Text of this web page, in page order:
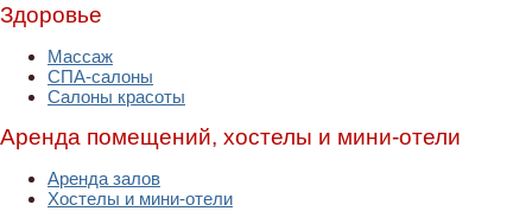
Здоровье
Массаж
СПА-салоны
Салоны красоты
Аренда помещений, хостелы и мини-отели
Аренда залов
Хостелы и мини-отели